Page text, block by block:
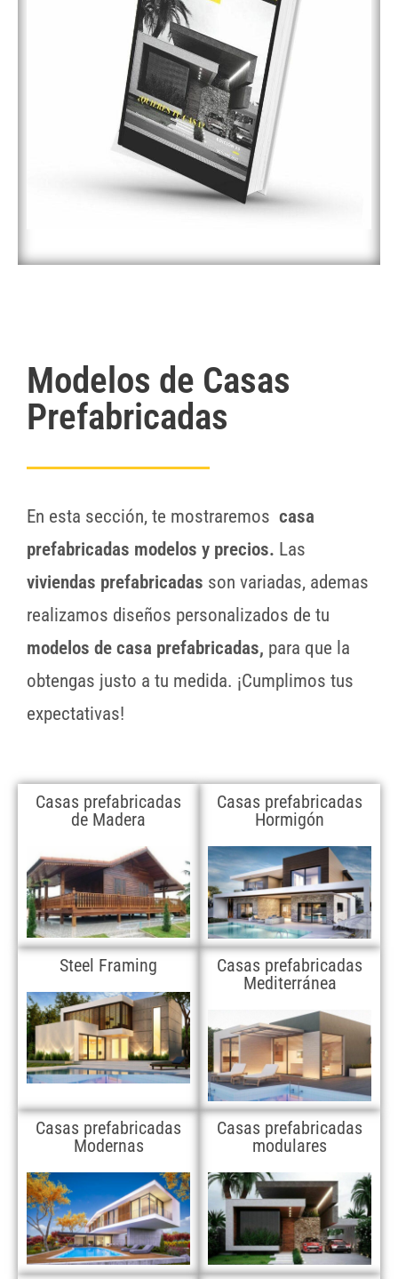
Modelos de Casas
Prefabricadas
En esta sección, te mostraremos casa
prefabricadas modelos y precios. Las
viviendas prefabricadas son variadas, ademas
realizamos diseños personalizados de tu
modelos de casa prefabricadas, para que la
obtengas justo a tu medida. ¡Cumplimos tus
expectativas!
Casas prefabricadas
de Madera
Casas prefabricadas
Hormigón
Steel Framing
Casas prefabricadas
Mediterránea
Casas prefabricadas
Modernas
Casas prefabricadas
modulares